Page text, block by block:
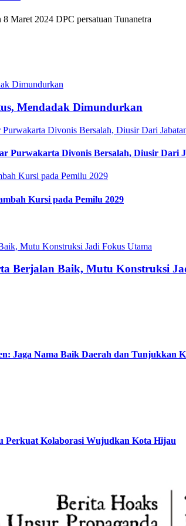
2024 DPC persatuan Tunanetra
Mendadak Dimundurkan
Purwakarta Divonis Bersalah, Diusir Dari
Kursi pada Pemilu 2029
Berjalan Baik, Mutu Konstruksi
Jaga Nama Baik Daerah dan Tunjukkan
Perkuat Kolaborasi Wujudkan Kota Hijau